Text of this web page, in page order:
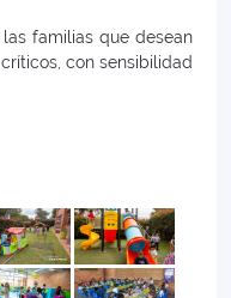
familias que desean
con sensibilidad